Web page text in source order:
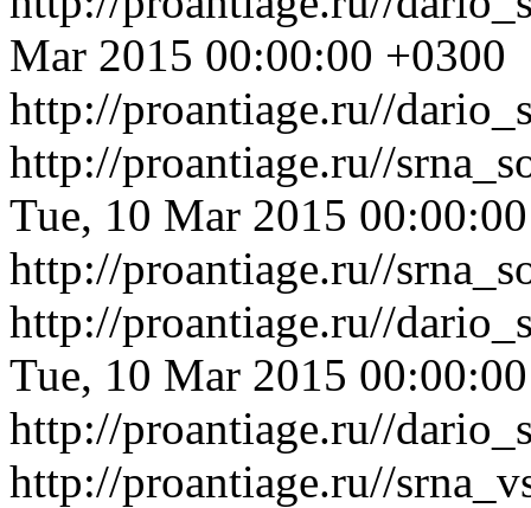
Mar 2015 00:00:00 +0300
http://proantiage.ru//
http://proantiage.ru//
Tue, 10 Mar 2015
http://proantiage.ru//
http://proantiage.ru//
Tue, 10 Mar 2015
http://proantiage.ru//
http://proantiage.ru//